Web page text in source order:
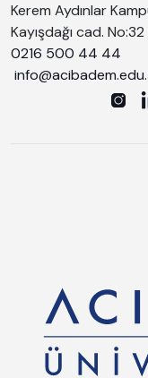
Kerem Aydınlar
Kayışdağı cad.
0216 500 44 44